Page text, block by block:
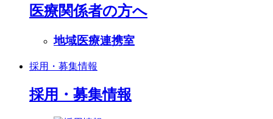
医療関係者の方へ
地域医療連携室
採用・募集情報
採用・募集情報